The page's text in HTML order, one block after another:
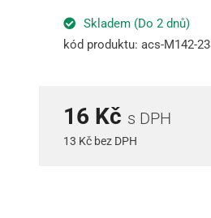
Skladem (Do 2 dnů)
kód produktu: acs-M142-
16 Kč s DPH
13 Kč bez DPH